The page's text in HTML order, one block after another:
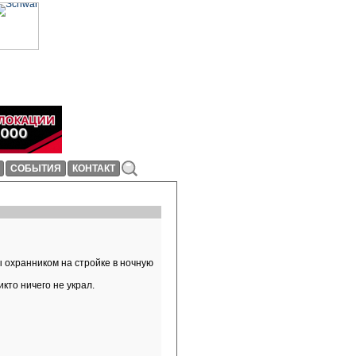
СОБЫТИЯ КОНТАКТ
на стройке в ночную
ничего не украл.